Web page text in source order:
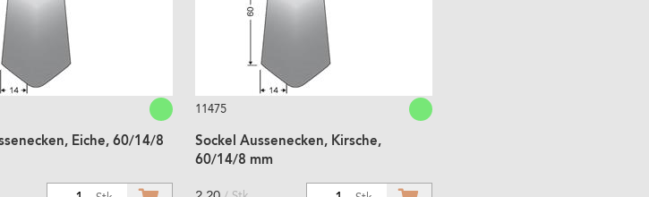
Eiche, 60/14/8
11475
Sockel Aussenecken, Kirsche,
60/14/8 mm